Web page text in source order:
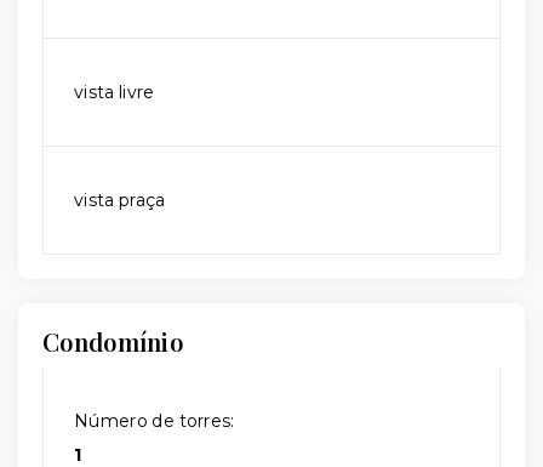
vista livre
vista praça
Condomínio
Número de torres:
1